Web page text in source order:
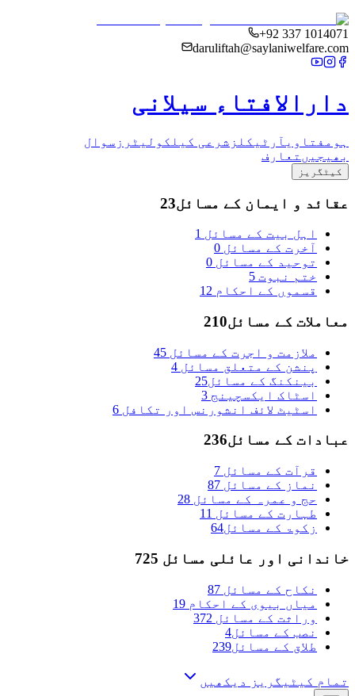
+92 337 1014071
daruliftah@saylaniwelfare.com
دارالافتاء سیلانی
ہوم فتاوی آرٹیکلز شرعی کیلکولیٹرز سوال
بھیجیں تعارف
کیٹگریز
عقائد و ایمان کے مسائل23
اہل بیت کے مسائل 1
آخرت کے مسائل 0
توحید کے مسائل 0
ختم نبوت 5
قسموں کے احکام 12
معاملات کے مسائل210
ملازمت و اجرت کے مسائل 45
پنشن کے متعلق مسائل 4
بینکنگ کے مسائل25
اسٹاک ایکسچینج 3
اسٹیٹ لائف انشورنس اور تکافل 6
عبادات کے مسائل236
قرآت کے مسائل 7
نماز کے مسائل 87
حج و عمرہ کے مسائل 28
طہارت کے مسائل 11
زکوۃ کے مسائل64
خاندانی اور عائلی مسائل 725
نکاح کے مسائل 87
میاں بیوی کے احکام 19
وراثت کے مسائل 372
نصب کے مسائل4
طلاق کے مسائل239
تمام کیٹیگریز دیکھیں